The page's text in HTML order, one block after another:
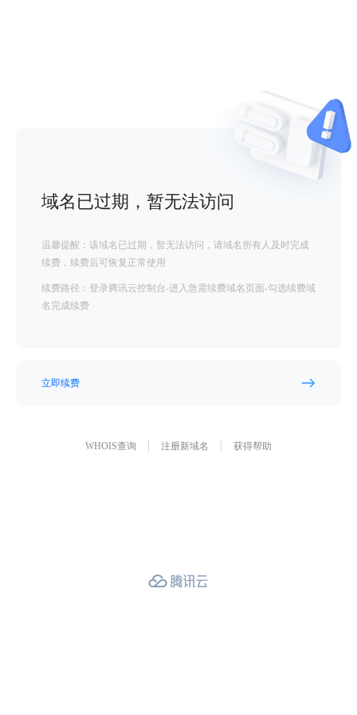
域名已过期，暂无法访问
温馨提醒：该域名已过期，暂无法访问，请域名所有人及时完成
续费，续费后可恢复正常使用
续费路径：登录腾讯云控制台-进入急需续费域名页面-勾选续费域
名完成续费
立即续费
WHOIS查询 注册新域名 获得帮助